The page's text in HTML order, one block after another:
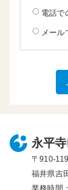
電話で
メール
永平
〒910-
福井県吉
業務時間